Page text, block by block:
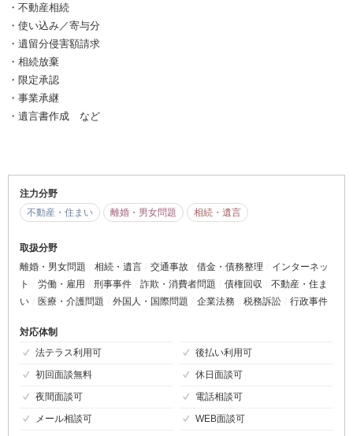
・不動産相続
・使い込み／寄与分
・遺留分侵害額請求
・相続放棄
・限定承認
・事業承継
・遺言書作成 など
注力分野
不動産・住まい
離婚・男女問題 相続・遺言
取扱分野
離婚・男女問題
相続・遺言 交通事故 借金・債務整理
インターネッ
ト
労働・雇用 刑事事件 詐欺・消費者問題 債権回収
不動産・住ま
い
医療・介護問題 外国人・国際問題 企業法務 税務訴訟 行政事件
対応体制
法テラス利用可
後払い利用可
初回面談無料
休日面談可
夜間面談可
電話相談可
メール相談可
WEB面談可